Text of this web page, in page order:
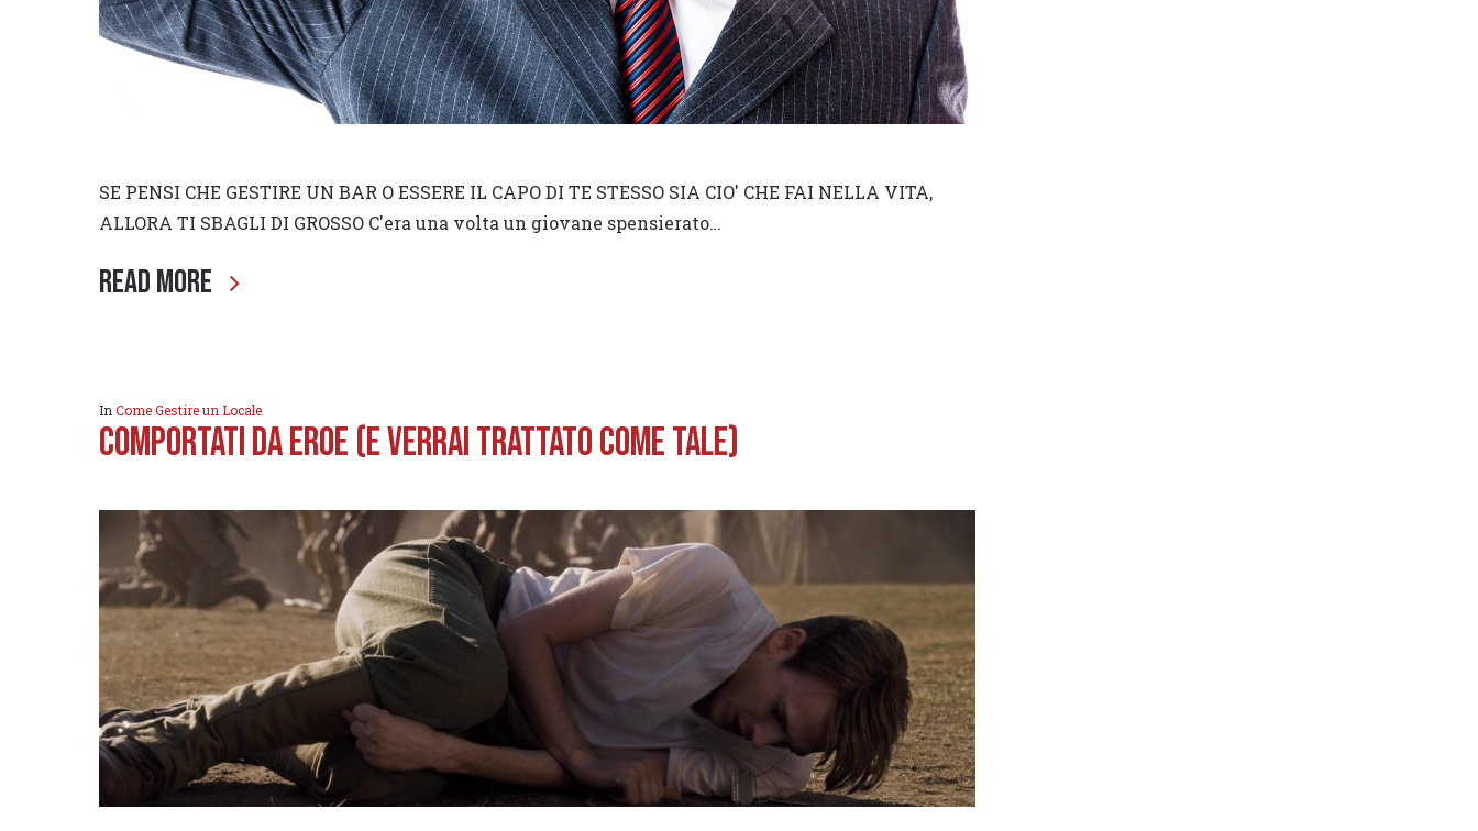
SE PENSI CHE GESTIRE UN BAR O ESSERE IL CAPO DI TE STESSO SIA CIO' CHE FAI NELLA VITA,
ALLORA TI SBAGLI DI GROSSO C'era una volta un giovane spensierato…
Read More
In Come Gestire un Locale
Comportati da Eroe (e verrai trattato come tale)